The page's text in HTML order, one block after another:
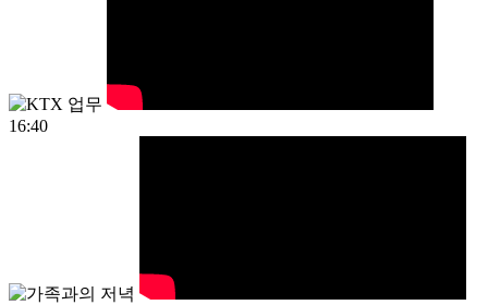
16:40